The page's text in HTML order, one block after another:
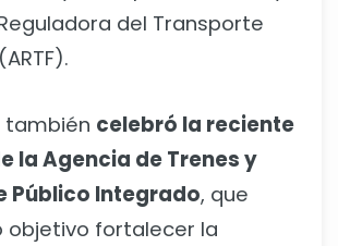
del Transporte
también celebró la reciente
la Agencia de Trenes y
Público Integrado, que
objetivo fortalecer la